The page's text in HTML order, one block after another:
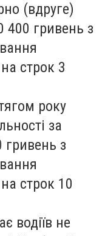
(вдруге)
гривень з
строк 3
року
за
гривень з
строк 10
водіїв не